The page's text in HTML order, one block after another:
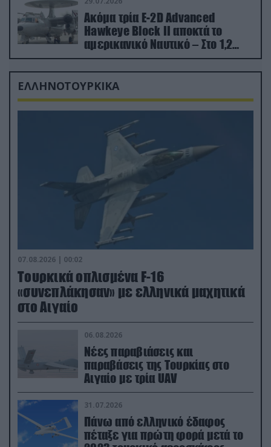
Ακόμα τρία E-2D Advanced
Hawkeye Block II αποκτά το
αμερικανικό Ναυτικό – Στο 1,2
δισ.δολάρια το κόστος
ΕΛΛΗΝΟΤΟΥΡΚΙΚΑ
07.08.2026 | 00:02
Τουρκικά οπλισμένα F-16
«συνεπλάκησαν» με ελληνικά μαχητικά
στο Αιγαίο
06.08.2026
Νέες παραβιάσεις και
παραβάσεις της Τουρκίας στο
Αιγαίο με τρία UAV
31.07.2026
Πάνω από ελληνικό έδαφος
πέταξε για πρώτη φορά μετά το